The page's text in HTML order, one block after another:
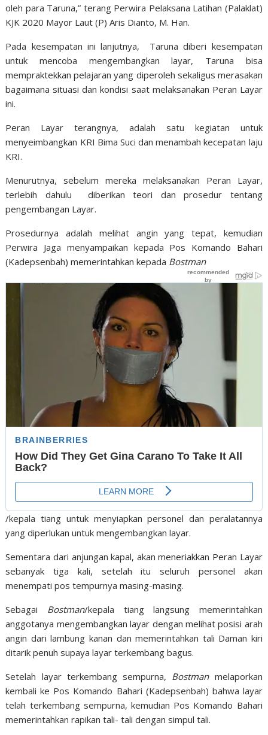
oleh para Taruna,” terang Perwira Pelaksana Latihan (Palaklat)
KJK 2020 Mayor Laut (P) Aris Dianto, M. Han.
Pada kesempatan ini lanjutnya, Taruna diberi kesempatan
untuk mencoba mengembangkan layar, Taruna bisa
mempraktekkan pelajaran yang diperoleh sekaligus merasakan
bagaimana situasi dan kondisi saat melaksanakan Peran Layar
ini.
Peran Layar terangnya, adalah satu kegiatan untuk
menyeimbangkan KRI Bima Suci dan menambah kecepatan laju
KRI.
Menurutnya, sebelum mereka melaksanakan Peran Layar,
terlebih dahulu diberikan teori dan prosedur tentang
pengembangan Layar.
Prosedurnya adalah melihat angin yang tepat, kemudian
Perwira Jaga menyampaikan kepada Pos Komando Bahari
(Kadepsenbah) memerintahkan kepada Bostman
/kepala tiang untuk menyiapkan personel dan peralatannya
yang diperlukan untuk mengembangkan layar.
Sementara dari anjungan kapal, akan meneriakkan Peran Layar
sebanyak tiga kali, setelah itu seluruh personel akan
menempati pos tempurnya masing-masing.
Sebagai Bostman/kepala tiang langsung memerintahkan
anggotanya mengembangkan layar dengan melihat posisi arah
angin dari lambung kanan dan memerintahkan tali Daman kiri
ditarik penuh supaya layar terkembang bagus.
Setelah layar terkembang sempurna, Bostmanmelaporkan
kembali ke Pos Komando Bahari (Kadepsenbah) bahwa layar
telah terkembang sempurna, kemudian Pos Komando Bahari
memerintahkan rapikan tali- tali dengan simpul tali.